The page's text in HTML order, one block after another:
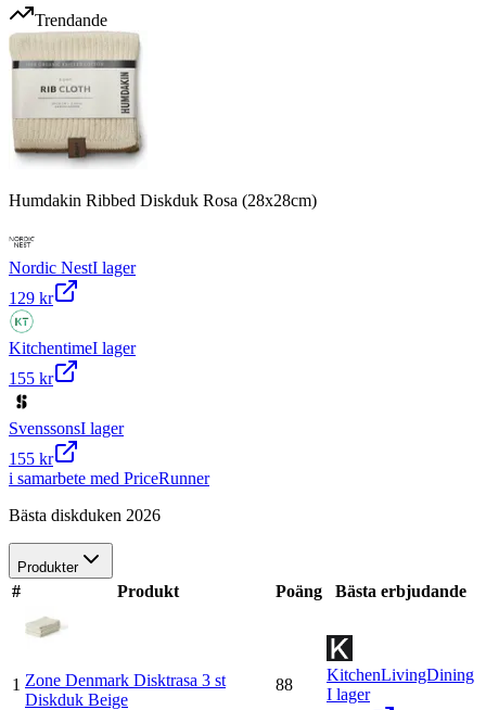
Trendande
Humdakin Ribbed Diskduk Rosa (28x28cm)
Nordic NestI lager
129 kr
KitchentimeI lager
155 kr
SvenssonsI lager
155 kr
i samarbete med PriceRunner
Bästa diskduken 2026
Produkter
# Produkt Poäng Bästa erbjudande
1 Zone Denmark Disktrasa 3 st
Diskduk Beige
88
KitchenLivingDining
I lager